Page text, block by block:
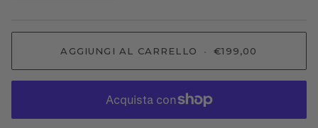
AGGIUNGI AL CARRELLO • €199,00